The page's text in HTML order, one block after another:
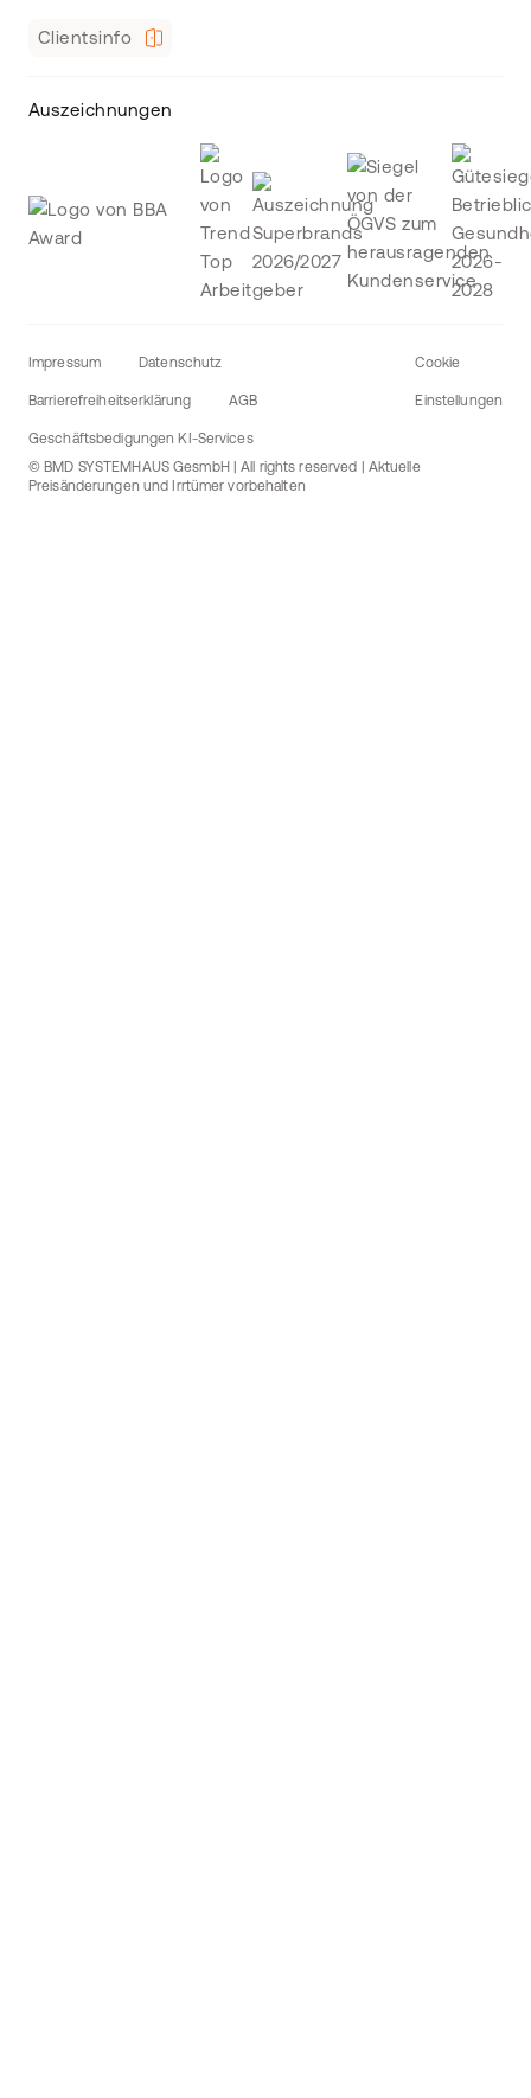
Clientsinfo
Auszeichnungen
Impressum Datenschutz
Barrierefreiheitserklärung AGB
Geschäftsbedigungen KI-Services
Cookie
Einstellungen
© BMD SYSTEMHAUS GesmbH | All rights reserved | Aktuelle
Preisänderungen und Irrtümer vorbehalten